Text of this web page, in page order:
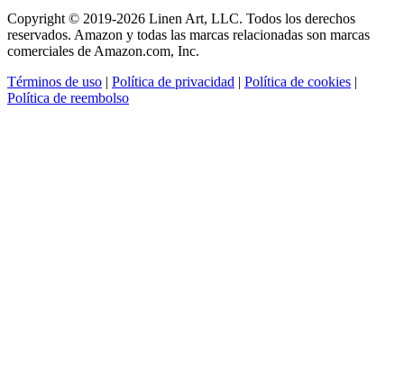
Copyright © 2019-2026 Linen Art, LLC. Todos los derechos
reservados. Amazon y todas las marcas relacionadas son marcas
comerciales de Amazon.com, Inc.
Términos de uso | Política de privacidad | Política de cookies |
Política de reembolso